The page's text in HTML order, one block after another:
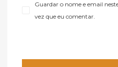
Guardar o nome e email
vez que eu comentar.